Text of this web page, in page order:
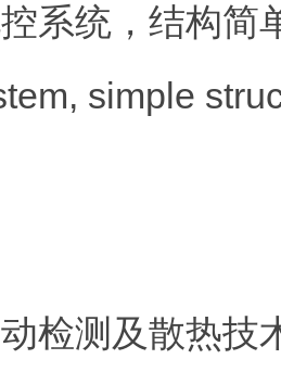
系统，结构简
simple
检测及散热技